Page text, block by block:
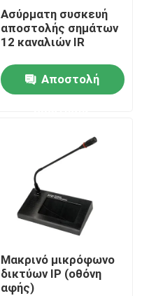
Ασύρματη συσκευή
αποστολής σημάτων
12 καναλιών IR
Αποστολή
Μακρινό μικρόφωνο
δικτύων IP (οθόνη
αφής)